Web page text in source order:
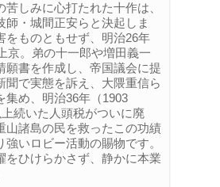
苦しみに心打たれた十作は、
師・城間正安らと決起しま
をものともせず、明治26年
京。弟の十一郎や増田義一
願書を作成し、帝国議会に提
聞で実態を訴え、大隈重信ら
集め、明治36年（1903
続いた人頭税がついに廃
山諸島の民を救ったこの功績
強いロビー活動の賜物です。
をひけらかさず、静かに本業